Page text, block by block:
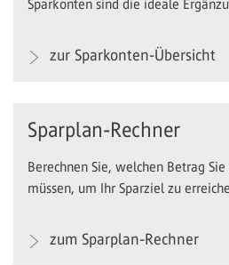
Sparkonten sind die ideale
zur Sparkonten-Übersicht
Sparplan-Rechner
Berechnen Sie, welchen Betrag
müssen, um Ihr Sparziel zu
zum Sparplan-Rechner